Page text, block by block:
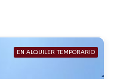
EN ALQUILER TEMPORARIO